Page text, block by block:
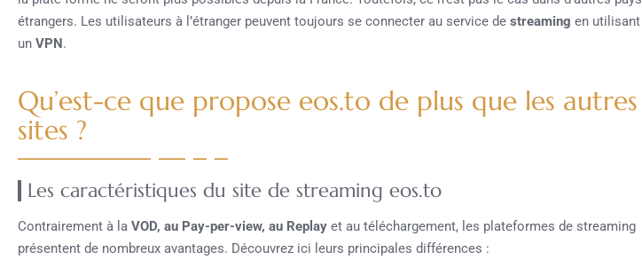
étrangers. Les utilisateurs à l’étranger peuvent toujours se connecter au service de streaming en utilisant
un VPN.
Qu’est-ce que propose eos.to de plus que les autres
sites ?
Les caractéristiques du site de streaming eos.to
Contrairement à la VOD, au Pay-per-view, au Replay et au téléchargement, les plateformes de streaming
présentent de nombreux avantages. Découvrez ici leurs principales différences :